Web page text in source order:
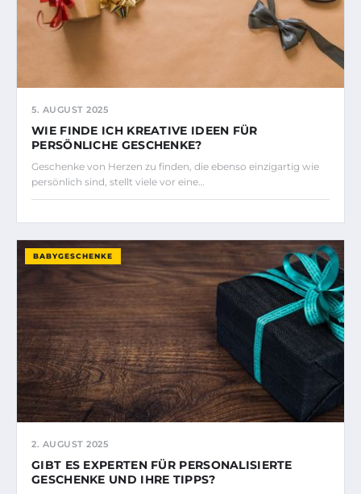
5. AUGUST 2025
WIE FINDE ICH KREATIVE IDEEN FÜR
PERSÖNLICHE GESCHENKE?
Geschenke von Herzen zu finden, die ebenso einzigartig wie
persönlich sind, stellt viele vor eine…
BABYGESCHENKE
2. AUGUST 2025
GIBT ES EXPERTEN FÜR PERSONALISIERTE
GESCHENKE UND IHRE TIPPS?